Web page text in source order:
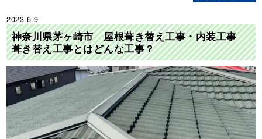
2023.6.9
神奈川県茅ヶ崎市 屋根葺き替え工事・内装工事
葺き替え工事とはどんな工事？